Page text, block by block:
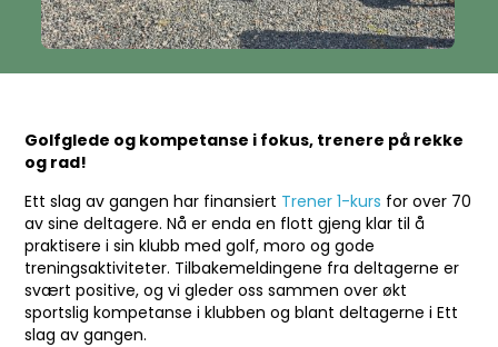
Golfglede og kompetanse i fokus, trenere på rekke
og rad!
Ett slag av gangen har finansiert Trener 1-kurs for over 70
av sine deltagere. Nå er enda en flott gjeng klar til å
praktisere i sin klubb med golf, moro og gode
treningsaktiviteter. Tilbakemeldingene fra deltagerne er
svært positive, og vi gleder oss sammen over økt
sportslig kompetanse i klubben og blant deltagerne i Ett
slag av gangen.